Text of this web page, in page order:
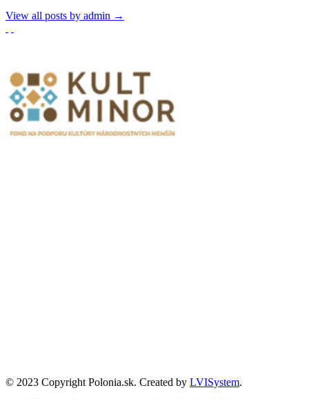
View all posts by admin →
© 2023 Copyright Polonia.sk. Created by LVISystem.